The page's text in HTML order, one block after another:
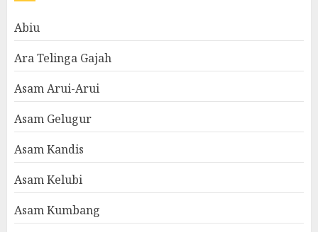
Abiu
Ara Telinga Gajah
Asam Arui-Arui
Asam Gelugur
Asam Kandis
Asam Kelubi
Asam Kumbang